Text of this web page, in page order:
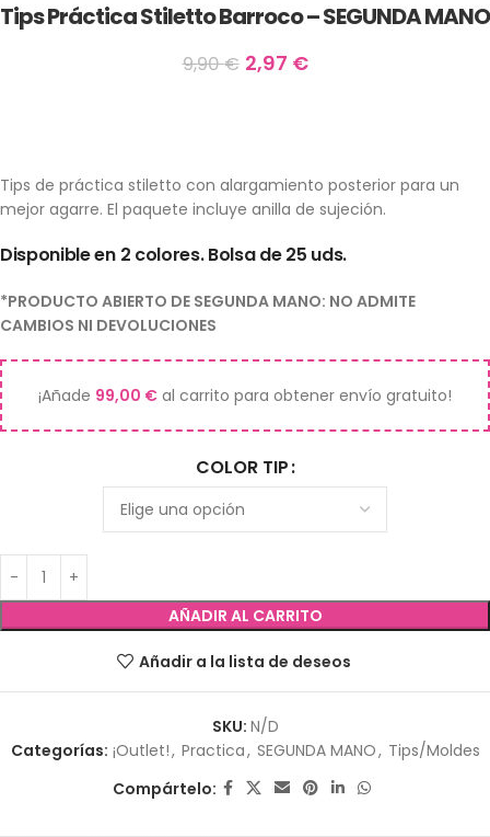
Tips Práctica Stiletto Barroco – SEGUNDA MANO
9,90€ 2,97 €
Tips de práctica stiletto con alargamiento posterior para un
mejor agarre. El paquete incluye anilla de sujeción.
Disponible en 2 colores. Bolsa de 25 uds.
*PRODUCTO ABIERTO DE SEGUNDA MANO: NO ADMITE
CAMBIOS NI DEVOLUCIONES
¡Añade 99,00 € al carrito para obtener envío gratuito!
COLOR TIP
AÑADIR AL CARRITO
Añadir a la lista de deseos
SKU: N/D
Categorías: ¡Outlet!, Practica, SEGUNDA MANO, Tips/Moldes
Compártelo: